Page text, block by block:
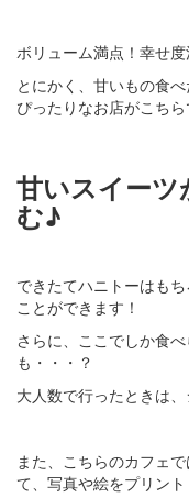
ボリューム満点！幸せ度
とにかく、甘いもの食
ぴったりなお店がこちら
甘いスイー
む♪
できたてハニトーはも
ことができます！
さらに、ここでしか食
も・・・？
大人数で行ったときは
また、こちらのカフェ
て、写真や絵をプリン